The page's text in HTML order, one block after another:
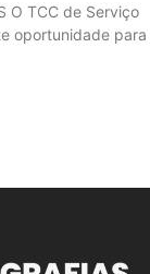
O TCC de Serviço
oportunidade para